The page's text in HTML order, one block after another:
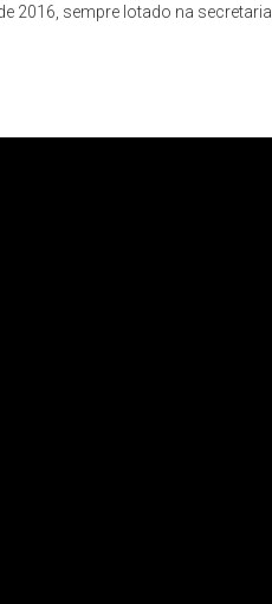
2016, sempre lotado na secretaria